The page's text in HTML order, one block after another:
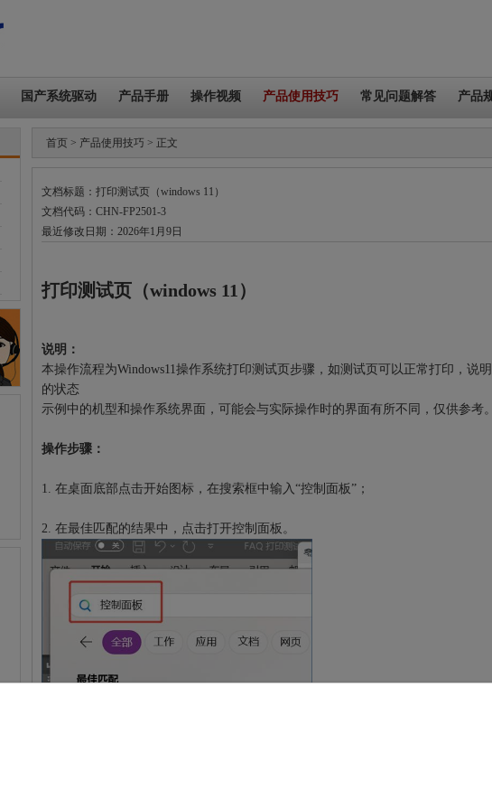
国产系统驱动 产品手册 操作视频 产品使用技巧 常见问题解答 产品
首页 > 产品使用技巧 > 正文
文档标题：打印测试页（windows 11）
文档代码：CHN-FP2501-3
最近修改日期：2026年1月9日
打印测试页（windows 11）
说明：
本操作流程为Windows11操作系统打印测试页步骤，如测试页可以正常打印，说
的状态
示例中的机型和操作系统界面，可能会与实际操作时的界面有所不同，仅供参考
操作步骤：
1. 在桌面底部点击开始图标，在搜索框中输入“控制面板”；
2. 在最佳匹配的结果中，点击打开控制面板。